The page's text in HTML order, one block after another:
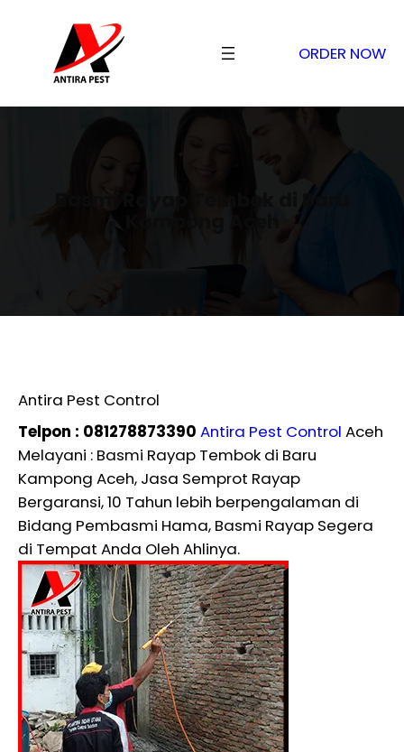
ORDER NOW
Antira Pest Control
Telpon : 081278873390 Antira Pest Control Aceh
Melayani : Basmi Rayap Tembok di Baru
Kampong Aceh, Jasa Semprot Rayap
Bergaransi, 10 Tahun lebih berpengalaman di
Bidang Pembasmi Hama, Basmi Rayap Segera
di Tempat Anda Oleh Ahlinya.